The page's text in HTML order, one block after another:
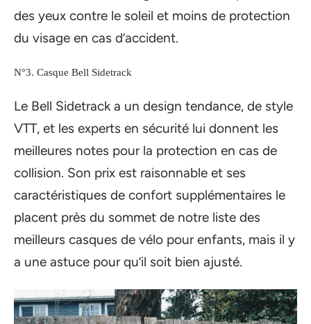
des yeux contre le soleil et moins de protection
du visage en cas d’accident.
N°3. Casque Bell Sidetrack
Le Bell Sidetrack a un design tendance, de style
VTT, et les experts en sécurité lui donnent les
meilleures notes pour la protection en cas de
collision. Son prix est raisonnable et ses
caractéristiques de confort supplémentaires le
placent près du sommet de notre liste des
meilleurs casques de vélo pour enfants, mais il y
a une astuce pour qu’il soit bien ajusté.